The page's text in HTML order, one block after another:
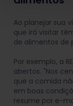
Ao planejar sua
que irá visitar
de alimentos de
Por exemplo, a
abertos. "Nos
que a comida
em boas
resume por e-